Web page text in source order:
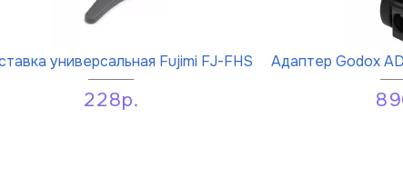
универсальная Fujimi FJ-FHS
228р.
Адаптер Godox